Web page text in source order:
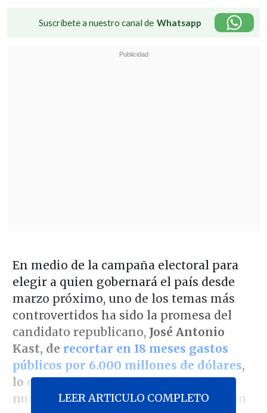
Suscríbete a nuestro canal de Whatsapp
En medio de la campaña electoral para
elegir a quien gobernará el país desde
marzo próximo, uno de los temas más
controvertidos ha sido la promesa del
candidato republicano, José Antonio
Kast, de recortar en 18 meses gastos
públicos por 6.000 millones de dólares,
lo que incluiría el despido de 100 mil
nuevos funcionariosque, afirma, fueron
LEER ARTICULO COMPLETO